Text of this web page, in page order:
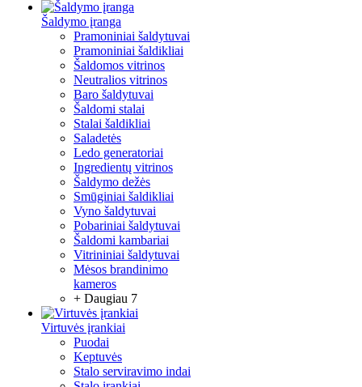
Šaldymo įranga
Pramoniniai šaldytuvai
Pramoniniai šaldikliai
Šaldomos vitrinos
Neutralios vitrinos
Baro šaldytuvai
Šaldomi stalai
Stalai šaldikliai
Saladetės
Ledo generatoriai
Ingredientų vitrinos
Šaldymo dežės
Smūginiai šaldikliai
Vyno šaldytuvai
Pobariniai šaldytuvai
Šaldomi kambariai
Vitrininiai šaldytuvai
Mėsos brandinimo
kameros
+ Daugiau 7
Virtuvės įrankiai
Puodai
Keptuvės
Stalo serviravimo indai